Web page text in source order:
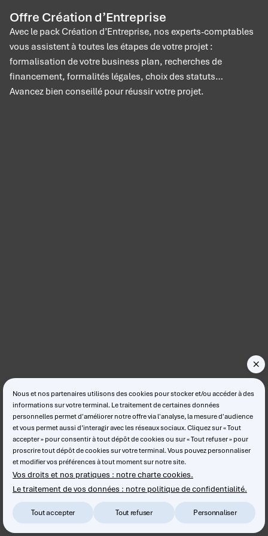
Offre Création d’Entreprise
Avec le pack Création d’Entreprise, nos experts-comptables
vous assistent à toutes les étapes de votre projet :
formalisation de votre business plan, recherches de
financement, formalités légales, choix des statuts…
Avancez bien conseillé pour réussir votre projet.
Nous et nos partenaires utilisons des cookies pour stocker et/ou accéder à des
informations sur votre terminal. Le traitement de certaines données
personnelles permet d'améliorer notre offre via l'analyse, la mesure d'audience
et vous permet aussi d’interagir avec les réseaux sociaux. Cliquez sur « Tout
accepter » pour consentir à tout dépôt de cookies ou sur « Tout refuser » pour
proscrire tout dépôt de cookies sur votre terminal. Vous pouvez personnaliser
et modifier vos préférences à tout moment sur notre site.
Vos droits et nos pratiques : notre charte cookies.
Le traitement de vos données : notre politique de confidentialité.
Tout accepter Tout refuser Personnaliser